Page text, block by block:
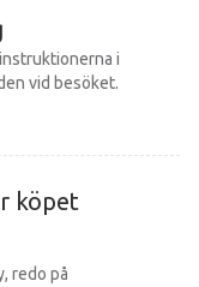
i
vid besöket.
köpet
redo på